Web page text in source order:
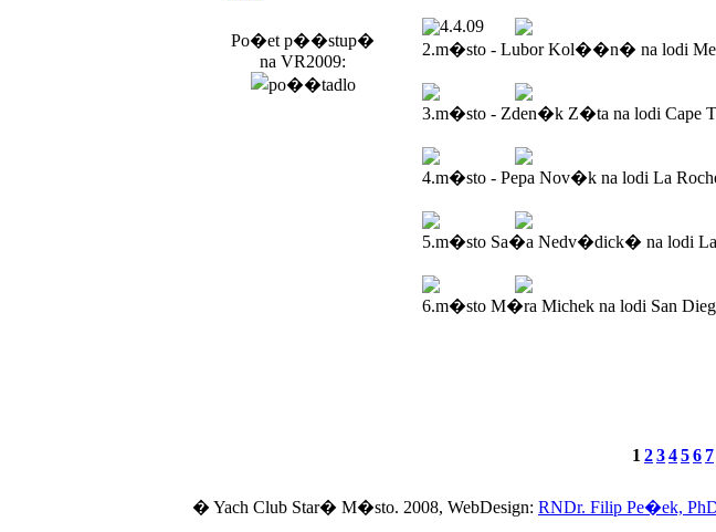
Po�et p��stup�
na VR2009:
4.4.09
2.m�sto - Lubor Kol��n� na lodi
3.m�sto - Zden�k Z�ta na lodi Cape
4.m�sto - Pepa Nov�k na lodi La
5.m�sto Sa�a Nedv�dick� na lodi
6.m�sto M�ra Michek na lodi San
1 23456 7
� Yach Club Star� M�sto. 2008, WebDesign: RNDr. Filip Pe�ek,